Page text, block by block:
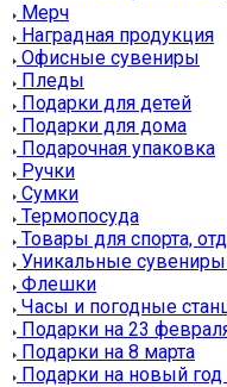
Мерч
Наградная продукция
Офисные сувениры
Пледы
Подарки для детей
Подарки для дома
Подарочная упаковка
Ручки
Сумки
Термопосуда
Товары для спорта,
Уникальные сувениры
Флешки
Часы и погодные
Подарки на 23
Подарки на 8 марта
Подарки на новый